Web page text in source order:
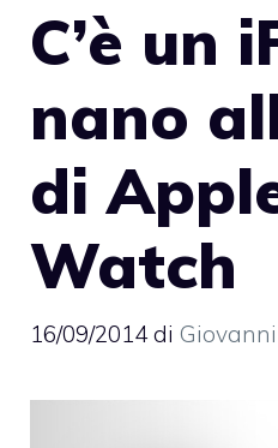
C’è un
nano
di
Watch
16/09/2014 di